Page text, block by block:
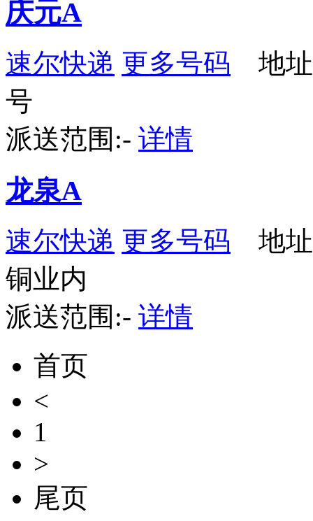
庆元A
速尔快递 更多号码 地址
号
派送范围:- 详情
龙泉A
速尔快递 更多号码 地址
铜业内
派送范围:- 详情
首页
<
1
>
尾页